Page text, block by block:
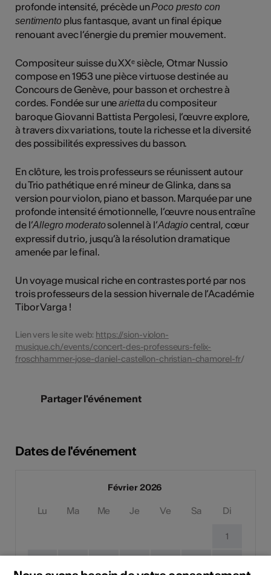
profonde intensité, précède unPoco presto con
sentimentoplus fantasque, avant un final épique
renouant avec l’énergie du premier mouvement.
Compositeur suisse du XXᵉ siècle, Otmar Nussio
compose en 1953 une pièce virtuose destinée au
Concours de Genève, pour basson et orchestre à
cordes. Fondée sur uneariettadu compositeur
baroque Giovanni Battista Pergolesi, l’œuvre explore,
à travers dix variations, toute la richesse et la diversité
des possibilités expressives du basson.
En clôture, les trois professeurs se réunissent autour
du Trio pathétique en ré mineur de Glinka, dans sa
version pour violon, piano et basson. Marquée par une
profonde intensité émotionnelle, l’œuvre nous entraîne
de l’Allegro moderatosolennel à l’Adagiocentral, cœur
expressif du trio, jusqu’à la résolution dramatique
amenée par le final.
Un voyage musical riche en contrastes porté par nos
trois professeurs de la session hivernale de l’Académie
Tibor Varga !
Lien vers le site web: https://sion-violon-
musique.ch/events/concert-des-professeurs-felix-
froschhammer-jose-daniel-castellon-christian-chamorel-fr/
Partager l'événement
Dates de l'événement
Février 2026
Lu Ma Me Je Ve Sa Di
1